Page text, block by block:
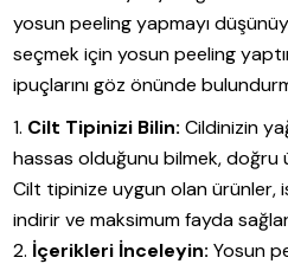
yosun peeling yapmayı
seçmek için yosun peeling
ipuçlarını göz önünde
Cilt Tipinizi Bilin: Cildinizin
hassas olduğunu bilmek, doğru
Cilt tipinize uygun olan ürünler,
indirir ve maksimum fayda
İçerikleri İnceleyin: Yosun